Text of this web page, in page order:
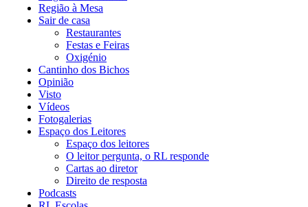
Região à Mesa
Sair de casa
Restaurantes
Festas e Feiras
Oxigénio
Cantinho dos Bichos
Opinião
Visto
Vídeos
Fotogalerias
Espaço dos Leitores
Espaço dos leitores
O leitor pergunta, o RL responde
Cartas ao diretor
Direito de resposta
Podcasts